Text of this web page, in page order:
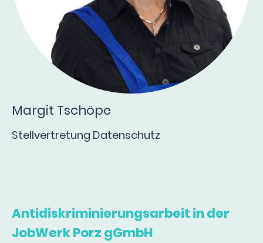
Margit Tschöpe
Stellvertretung Datenschutz
Antidiskriminierungsarbeit in der
JobWerk Porz gGmbH